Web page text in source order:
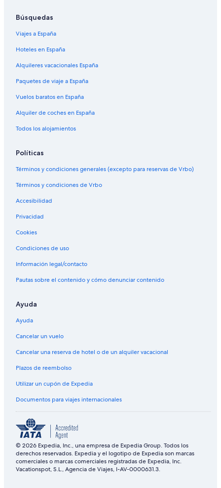
Búsquedas
Viajes a España
Hoteles en España
Alquileres vacacionales España
Paquetes de viaje a España
Vuelos baratos en España
Alquiler de coches en España
Todos los alojamientos
Políticas
Términos y condiciones generales (excepto para reservas de Vrbo)
Términos y condiciones de Vrbo
Accesibilidad
Privacidad
Cookies
Condiciones de uso
Información legal/contacto
Pautas sobre el contenido y cómo denunciar contenido
Ayuda
Ayuda
Cancelar un vuelo
Cancelar una reserva de hotel o de un alquiler vacacional
Plazos de reembolso
Utilizar un cupón de Expedia
Documentos para viajes internacionales
© 2026 Expedia, Inc., una empresa de Expedia Group. Todos los
derechos reservados. Expedia y el logotipo de Expedia son marcas
comerciales o marcas comerciales registradas de Expedia, Inc.
Vacationspot, S.L., Agencia de Viajes, I-AV-0000631.3.